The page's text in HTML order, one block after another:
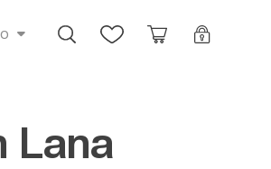
Orçamento
Login
Lana